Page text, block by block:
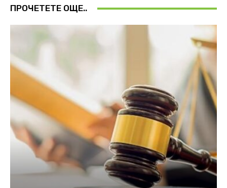
ПРОЧЕТЕТЕ ОЩЕ..